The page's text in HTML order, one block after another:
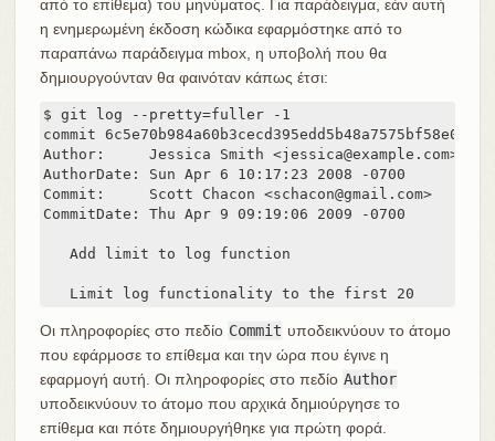
από το επίθεμα) του μηνύματος. Για παράδειγμα, εάν αυτή
η ενημερωμένη έκδοση κώδικα εφαρμόστηκε από το
παραπάνω παράδειγμα mbox, η υποβολή που θα
δημιουργούνταν θα φαινόταν κάπως έτσι:
$ git log --pretty=fuller -1
commit 6c5e70b984a60b3cecd395edd5b48a7575bf58e0
Author:     Jessica Smith <jessica@example.com>
AuthorDate: Sun Apr 6 10:17:23 2008 -0700
Commit:     Scott Chacon <schacon@gmail.com>
CommitDate: Thu Apr 9 09:19:06 2009 -0700
   Add limit to log function
   Limit log functionality to the first 20
Οι πληροφορίες στο πεδίο Commit υποδεικνύουν το άτομο
που εφάρμοσε το επίθεμα και την ώρα που έγινε η
εφαρμογή αυτή. Οι πληροφορίες στο πεδίο Author
υποδεικνύουν το άτομο που αρχικά δημιούργησε το
επίθεμα και πότε δημιουργήθηκε για πρώτη φορά.